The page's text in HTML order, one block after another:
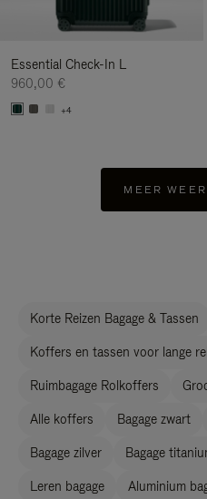
Essential Check-In L
960,00 €
+4
MEER
Korte Reizen Bagage & Tassen
Koffers en tassen voor lange
Ruimbagage Rolkoffers
Alle koffers Bagage zwart
Bagage zilver Bagage
Leren bagage Aluminium